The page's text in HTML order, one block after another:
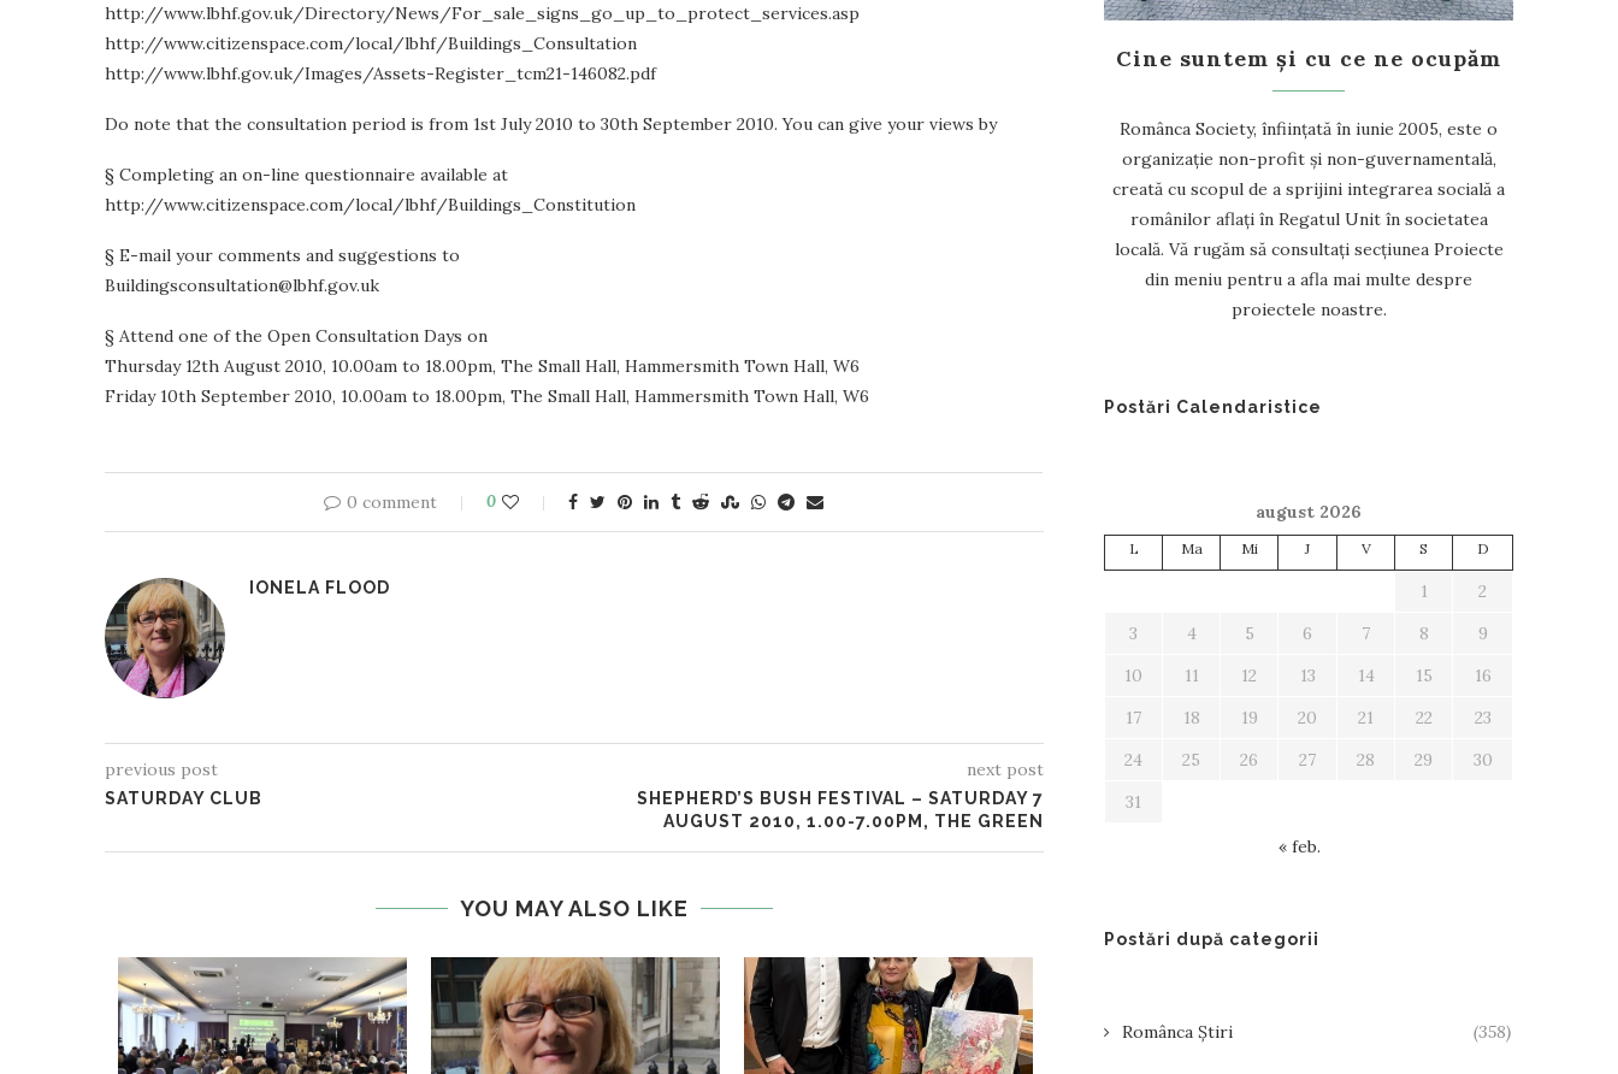
http://www.lbhf.gov.uk/Directory/News/For_sale_signs_go_up_to_protect_services.asp
http://www.citizenspace.com/local/lbhf/Buildings_Consultation
http://www.lbhf.gov.uk/Images/Assets-Register_tcm21-146082.pdf
Do note that the consultation period is from 1st July 2010 to 30th September 2010. You can give your views by
§ Completing an on-line questionnaire available at
http://www.citizenspace.com/local/lbhf/Buildings_Constitution
§ E-mail your comments and suggestions to
Buildingsconsultation@lbhf.gov.uk
§ Attend one of the Open Consultation Days on
Thursday 12th August 2010, 10.00am to 18.00pm, The Small Hall, Hammersmith Town Hall, W6
Friday 10th September 2010, 10.00am to 18.00pm, The Small Hall, Hammersmith Town Hall, W6
0 comment 0
IONELA FLOOD
previous post
SATURDAY CLUB
next post
SHEPHERD’S BUSH FESTIVAL – SATURDAY 7
AUGUST 2010, 1.00-7.00PM, THE GREEN
YOU MAY ALSO LIKE
Cine suntem și cu ce ne ocupăm
Românca Society, înființată în iunie 2005, este o
organizație non-profit și non-guvernamentală,
creată cu scopul de a sprijini integrarea socială a
românilor aflați în Regatul Unit în societatea
locală. Vă rugăm să consultați secțiunea Proiecte
din meniu pentru a afla mai multe despre
proiectele noastre.
Postări Calendaristice
august 2026
L Ma Mi J V S D
1
2
3
4 5 6 7 8
9
10
11 12 13 14 15
16
17
18 19 20 21 22
23
24
25 26 27 28 29
30
31
« feb.
Postări după categorii
Românca Știri (358)